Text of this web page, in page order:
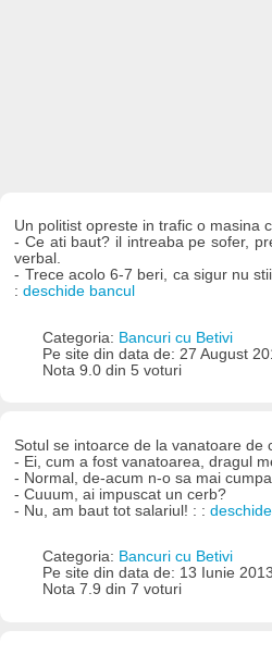
Un politist opreste in trafic o masina
- Ce ati baut? il intreaba pe sofer,
verbal.
- Trece acolo 6-7 beri, ca sigur nu
:deschide bancul
Categoria: Bancuri cu Betivi
Pe site din data de: 27 August
Nota 9.0 din 5 voturi
Sotul se intoarce de la vanatoare de
- Ei, cum a fost vanatoarea, dragul
- Normal, de-acum n-o sa mai
- Cuuum, ai impuscat un cerb?
- Nu, am baut tot salariul! : :
Categoria: Bancuri cu Betivi
Pe site din data de: 13 Iunie 2013
Nota 7.9 din 7 voturi